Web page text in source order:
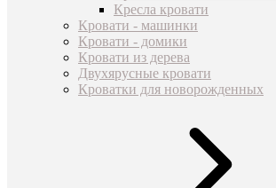
Кресла кровати
Кровати - машинки
Кровати - домики
Кровати из дерева
Двухярусные кровати
Кроватки для новорожденных